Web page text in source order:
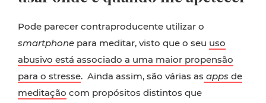
Pode parecer contraproducente utilizar o
smartphone para meditar, visto que o seu uso
abusivo está associado a uma maior propensão
para o stresse. Ainda assim, são várias as apps de
meditação com propósitos distintos que